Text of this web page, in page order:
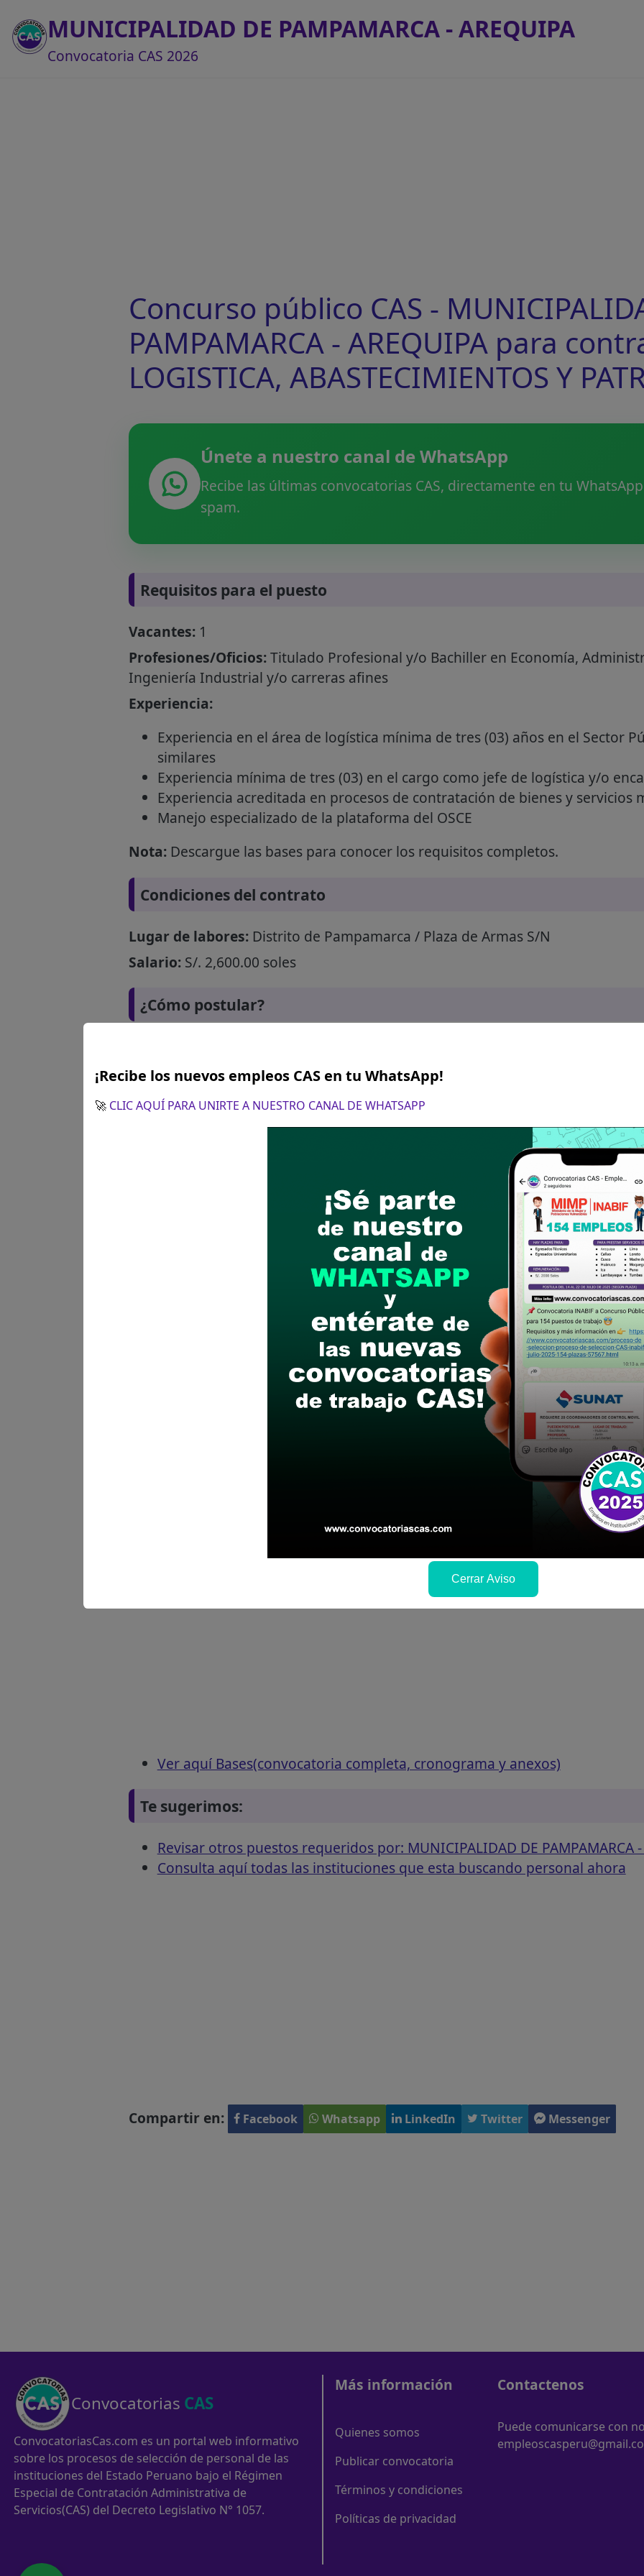
MUNICIPALIDAD DE PAMPAMARCA - AREQUIPA
Convocatoria CAS 2026
Concurso público CAS -
PAMPAMARCA - AREQUIPA para
LOGISTICA, ABASTECIMIENTOS Y
Únete a nuestro canal de WhatsApp
Recibe las últimas convocatorias CAS, directamente en tu
spam.
Requisitos para el puesto
Vacantes:1
Profesiones/Oficios:Titulado Profesional y/o Bachiller en Economía,
Ingeniería Industrial y/o carreras afines
Experiencia:
Experiencia en el área de logística mínima de tres (03) años en el Sector
similares
Experiencia mínima de tres (03) en el cargo como jefe de logística y/o
Experiencia acreditada en procesos de contratación de bienes y servicios
Manejo especializado de la plataforma del OSCE
Nota:Descargue las bases para conocer los requisitos completos.
Condiciones del contrato
Lugar de labores:Distrito de Pampamarca / Plaza de Armas S/N
Salario:S/. 2,600.00 soles
¿Cómo postular?
El 06 mayo del 2024 Desde las 8:00 horas hasta las 15:00
Presentación del Curriculum Vitae documentado en sobre
dirección: Plaza de Armas S/N, Distrito de Pampamarca, Provincia de La
y/o correo electrónico que es mesa partes virtual que es el
Recomendaciones para postular
Descarga y revisa a detalle las bases del concurso público
Antes de postular, verifica si cumples con los requisitos para el puesto
Prepara tu documentación y presentalo en la fechas y por los medios que
Revisar el cronograma para conocer cuando se publicará los resultados
Ver aquí Bases(convocatoria completa, cronograma y anexos)
Te sugerimos:
Revisar otros puestos requeridos por: MUNICIPALIDAD DE PAMPAMARCA -
Consulta aquí todas las instituciones que esta buscando personal ahora
Compartir en: Facebook Whatsapp LinkedIn Twitter Messenger
Convocatorias CAS
ConvocatoriasCas.com es un portal web informativo
sobre los procesos de selección de personal de las
instituciones del Estado Peruano bajo el Régimen
Especial de Contratación Administrativa de
Servicios(CAS) del Decreto Legislativo N° 1057.
Más información
Quienes somos
Publicar convocatoria
Términos y condiciones
Políticas de privacidad
Contactenos
Puede comunicarse con
¡Recibe los nuevos empleos CAS en tu WhatsApp!
🚀 CLIC AQUÍ PARA UNIRTE A NUESTRO CANAL DE WHATSAPP
Cerrar Aviso